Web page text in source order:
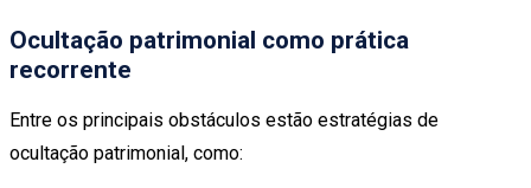
Ocultação patrimonial como prática
recorrente
Entre os principais obstáculos estão estratégias de
ocultação patrimonial, como: